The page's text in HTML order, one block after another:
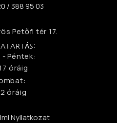
/ 388 95 03
Petőfi tér 17.
Péntek:
óráig
óráig
Nyilatkozat